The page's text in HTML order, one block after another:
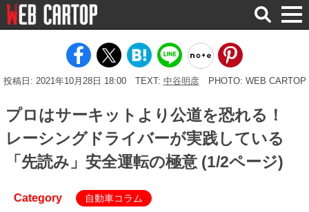
検
索
投稿日: 2021年10月28日 18:00 TEXT: 中谷明彦 PHOTO: WEB CARTOP
プロはサーキットより公道を恐れる！
レーシングドライバーが実践している
「先読み」安全運転の極意 (1/2ページ)
Category 自動車コラム